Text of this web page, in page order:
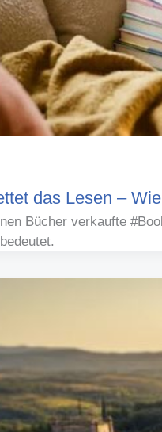
das Lesen –
Bücher verkaufte